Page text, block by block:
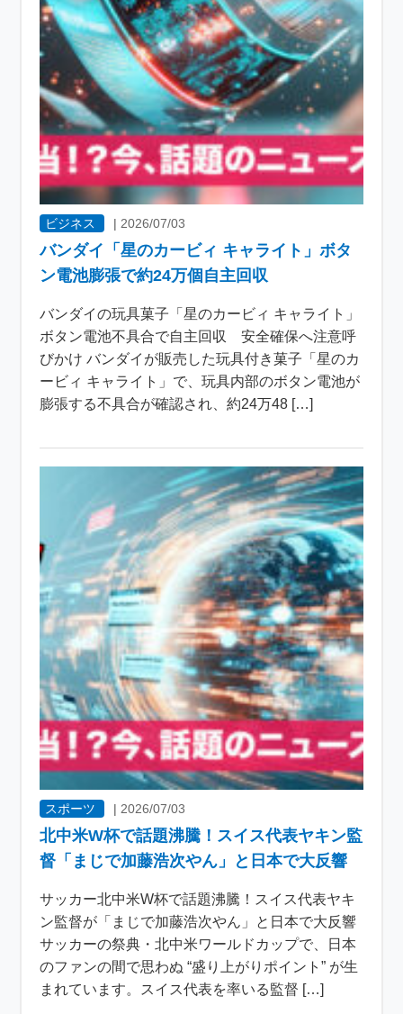
ビジネス | 2026/07/03
バンダイ「星のカービィ キャライト」ボタ
ン電池膨張で約24万個自主回収
バンダイの玩具菓子「星のカービィ キャライト」
ボタン電池不具合で自主回収 安全確保へ注意呼
びかけ バンダイが販売した玩具付き菓子「星のカ
ービィ キャライト」で、玩具内部のボタン電池が
膨張する不具合が確認され、約24万48 […]
スポーツ | 2026/07/03
北中米W杯で話題沸騰！スイス代表ヤキン監
督「まじで加藤浩次やん」と日本で大反響
サッカー北中米W杯で話題沸騰！スイス代表ヤキ
ン監督が「まじで加藤浩次やん」と日本で大反響
サッカーの祭典・北中米ワールドカップで、日本
のファンの間で思わぬ “盛り上がりポイント” が生
まれています。スイス代表を率いる監督 […]